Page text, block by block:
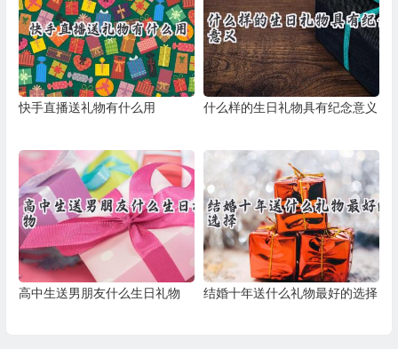
快手直播送礼物有什么用 什么样的生日礼物具有纪念意义
高中生送男朋友什么生日礼物 结婚十年送什么礼物最好的选择